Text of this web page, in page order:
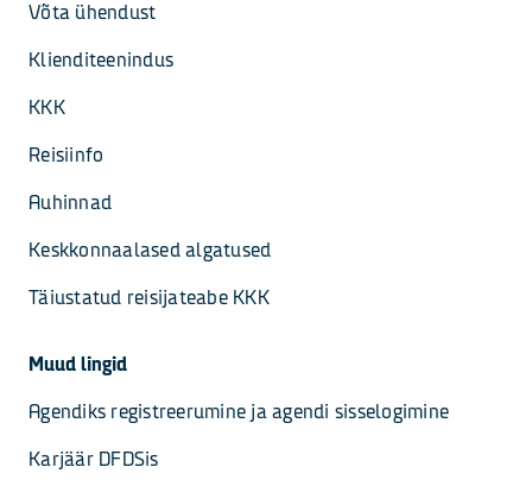
Võta ühendust
Klienditeenindus
KKK
Reisiinfo
Auhinnad
Keskkonnaalased algatused
Täiustatud reisijateabe KKK
Muud lingid
Agendiks registreerumine ja agendi sisselogimine
Karjäär DFDSis